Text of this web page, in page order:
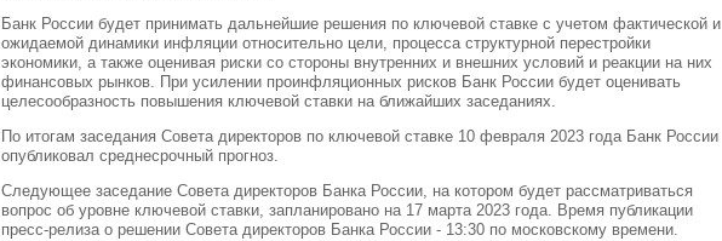
Банк России будет принимать дальнейшие решения по ключевой ставке с учетом фактической и
ожидаемой динамики инфляции относительно цели, процесса структурной перестройки
экономики, а также оценивая риски со стороны внутренних и внешних условий и реакции на них
финансовых рынков. При усилении проинфляционных рисков Банк России будет оценивать
целесообразность повышения ключевой ставки на ближайших заседаниях.
По итогам заседания Совета директоров по ключевой ставке 10 февраля 2023 года Банк России
опубликовал среднесрочный прогноз.
Следующее заседание Совета директоров Банка России, на котором будет рассматриваться
вопрос об уровне ключевой ставки, запланировано на 17 марта 2023 года. Время публикации
пресс-релиза о решении Совета директоров Банка России - 13:30 по московскому времени.